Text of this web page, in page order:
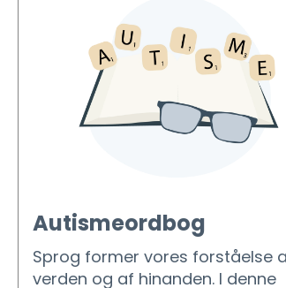
Autismeordbog
Sprog former vores forståelse
verden og af hinanden. I denne